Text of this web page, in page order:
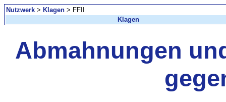
Nutzwerk > Klagen > FFII
Klagen
Abmahnungen